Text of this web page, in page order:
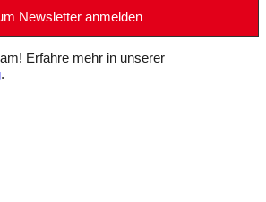
Erfahre mehr in unserer
.